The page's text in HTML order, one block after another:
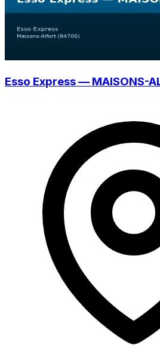
Esso Express — MAISONS-